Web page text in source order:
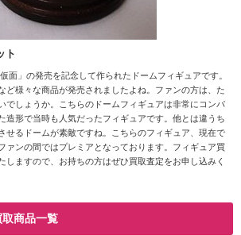
ト
面」の発売を記念して作られたドームフィギュアです。
ど様々な商品が発売されましたよね。ファンの方は、た
でしょうか。こちらのドームフィギュアは非常にコンパ
造形で当時も人気だったフィギュアです。他とは違うち
せるドームが素敵ですね。こちらのフィギュア、現在で
ァンの間ではプレミアとなっております。フィギュア買
しますので、お持ちの方はぜひ買取査定をお申し込みく
商品一覧